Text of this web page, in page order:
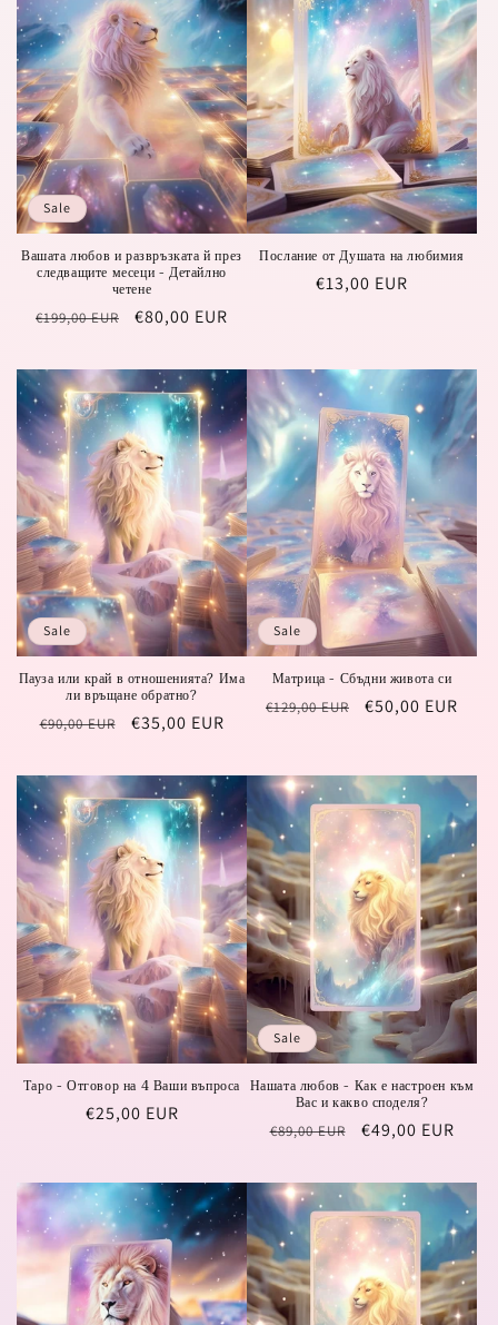
Sale
Вашата любов и развръзката й през
следващите месеци - Детайлно
четене
Regular
€199,00 EUR
Sale
€80,00 EUR
Послание от Душата на любимия
Regular
€13,00 EUR
Sale
Пауза или край в отношенията? Има
ли връщане обратно?
Regular
€90,00 EUR
Sale
€35,00 EUR
Sale
Матрица - Сбъдни живота си
Regular
€129,00 EUR
Sale
€50,00 EUR
Таро - Отговор на 4 Ваши въпроса
Regular
€25,00 EUR
Sale
Нашата любов - Как е настроен към
Вас и какво споделя?
Regular
€89,00 EUR
Sale
€49,00 EUR